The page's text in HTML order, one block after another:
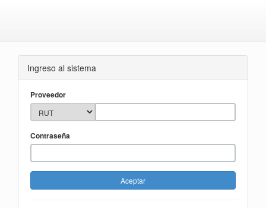
Ingreso al sistema
Proveedor
Contraseña